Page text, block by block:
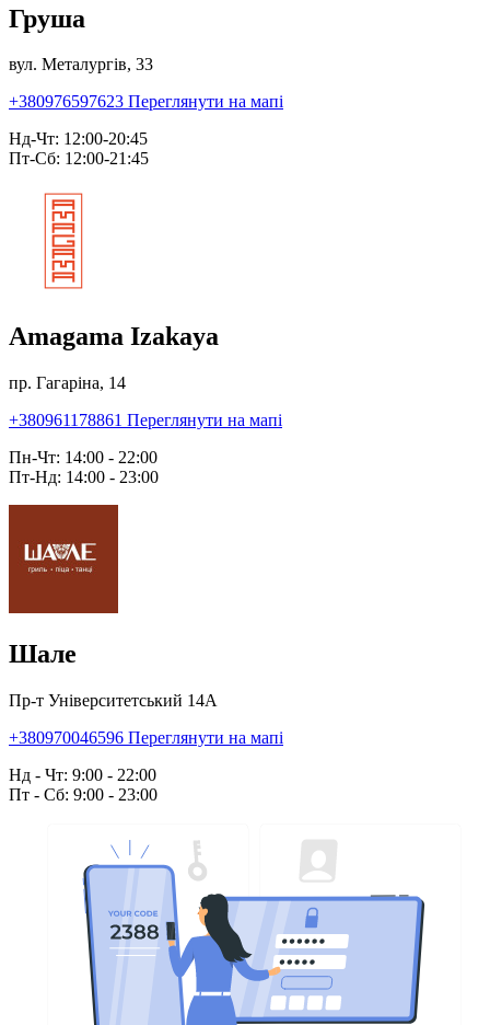
Груша
вул. Металургів, 33
+380976597623 Переглянути на мапі
Нд-Чт: 12:00-20:45
Пт-Сб: 12:00-21:45
Amagama Izakaya
пр. Гагаріна, 14
+380961178861 Переглянути на мапі
Пн-Чт: 14:00 - 22:00
Пт-Нд: 14:00 - 23:00
Шале
Пр-т Університетський 14А
+380970046596 Переглянути на мапі
Нд - Чт: 9:00 - 22:00
Пт - Сб: 9:00 - 23:00